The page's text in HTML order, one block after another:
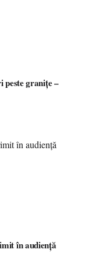
peste granițe –
în audiență